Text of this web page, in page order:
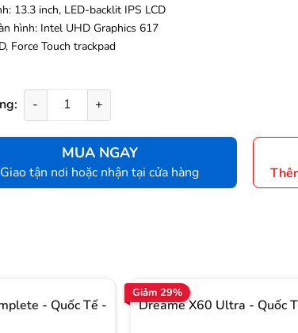
13.3 inch, LED-backlit IPS LCD
hình: Intel UHD Graphics 617
Force Touch trackpad
- +
MUA NGAY
Giao tận nơi hoặc nhận tại cửa hàng
- Quốc Tế -
Giảm 29%
Dreame X60 Ultra - Quốc